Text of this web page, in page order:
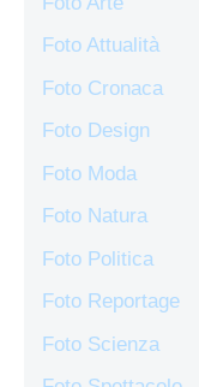
Foto Attualità
Foto Cronaca
Foto Design
Foto Moda
Foto Natura
Foto Politica
Foto Reportage
Foto Scienza